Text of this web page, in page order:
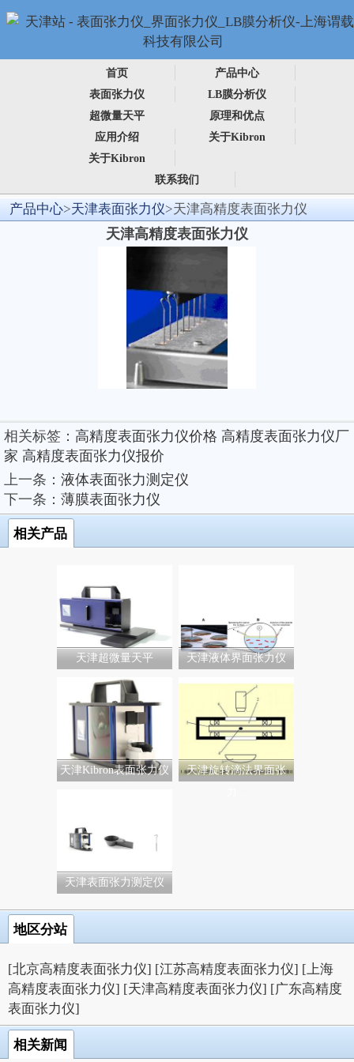
首页
产品中心
表面张力仪
LB膜分析仪
超微量天平
原理和优点
应用介绍
关于Kibron
关于Kibron
联系我们
产品中心>天津表面张力仪>天津高精度表面张力仪
天津高精度表面张力仪
相关标签： 高精度表面张力仪价格 高精度表面张力仪厂
家 高精度表面张力仪报价
上一条： 液体表面张力测定仪
下一条： 薄膜表面张力仪
相关产品
天津超微量天平 天津液体界面张力仪
天津Kibron表面张力仪
天津旋转滴法界面张
天津表面张力测定仪
地区分站
[北京高精度表面张力仪] [江苏高精度表面张力仪] [上海
高精度表面张力仪] [天津高精度表面张力仪] [广东高精度
表面张力仪]
相关新闻